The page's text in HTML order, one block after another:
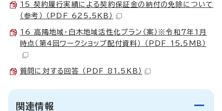
15 契約履行実績による契約保証金の納付の免除について
（参考） （PDF 625.5KB）
16 高陽地域・白木地域活性化プラン（案）※令和7年1月
時点（第4回ワークショップ配付資料） （PDF 15.5MB）
質問に対する回答 （PDF 81.5KB）
関連情報